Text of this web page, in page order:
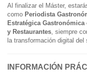
Al finalizar el Máster,
como Periodista
Estratégica
y Restaurantes , siempre
la transformación digital del
INFORMACIÓN